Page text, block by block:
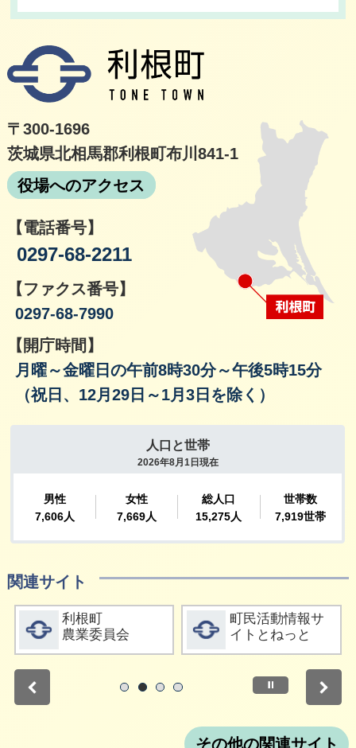
〒300-1696
茨城県北相馬郡利根町布川841-1
役場へのアクセス
【電話番号】
0297-68-2211
【ファクス番号】
0297-68-7990
【開庁時間】
月曜～金曜日の午前8時30分～午後5時15分
（祝日、12月29日～1月3日を除く）
関連サイト
詳細をみる
利根町
農業委員会
詳細をみる
町民活動情報サ
イトとねっと
停止
その他の関連サイト